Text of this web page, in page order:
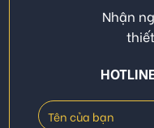
Nhận